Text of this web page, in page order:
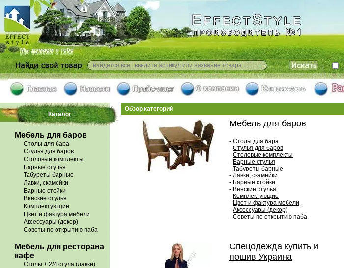
Каталог
Мебель для баров
Столы для бара
Стулья для баров
Столовые комплекты
Барные стулья
Табуреты барные
Лавки, скамейки
Барные стойки
Венские стулья
Комплектующие
Цвет и фактура мебели
Аксессуары (декор)
Советы по открытию паба
Мебель для ресторана
кафе
Столы + 2/4 стула (лавки)
Обзор категорий
Мебель для баров
- Столы для бара
- Стулья для баров
- Столовые комплекты
- Барные стулья
- Табуреты барные
- Лавки, скамейки
- Барные стойки
- Венские стулья
- Комплектующие
- Цвет и фактура мебели
- Аксессуары (декор)
- Советы по открытию паба
Спецодежда купить и
пошив Украина